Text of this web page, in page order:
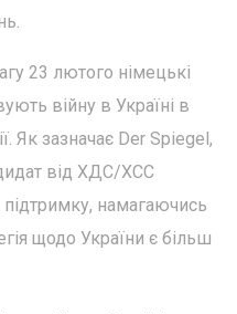
23 лютого німецькі
війну в Україні в
Як зазначає Der Spiegel,
від ХДС/ХСС
намагаючись
щодо України є більш